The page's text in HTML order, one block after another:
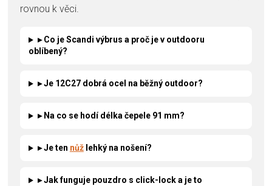
rovnou k věci.
▸ Co je Scandi výbrus a proč je v outdooru
oblíbený?
▸ Je 12C27 dobrá ocel na běžný outdoor?
▸ Na co se hodí délka čepele 91 mm?
▸ Je ten nůžlehký na nošení?
▸ Jak funguje pouzdro s click-lock a je to